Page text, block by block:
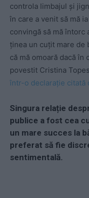
controla limbajul şi
în care a venit să mă
convingă să mă întorc
ţinea un cuţit mare de
că mă omoară dacă în
povestit Cristina
într-o declarație citată
Singura relație
publice a fost cea
un mare succes la
preferat să fie
sentimentală.